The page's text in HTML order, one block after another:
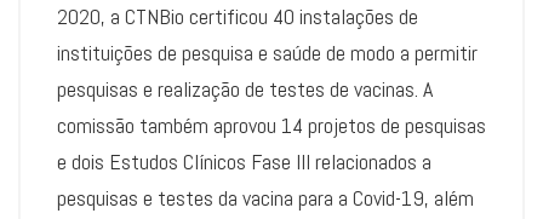
2020, a CTNBio certificou 40 instalações de
instituições de pesquisa e saúde de modo a permitir
pesquisas e realização de testes de vacinas. A
comissão também aprovou 14 projetos de pesquisas
e dois Estudos Clínicos Fase III relacionados a
pesquisas e testes da vacina para a Covid-19, além